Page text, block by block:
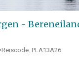
-
•Reiscode: PLA13A26